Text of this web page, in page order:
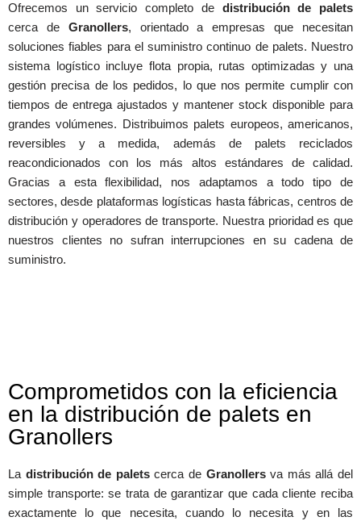
Ofrecemos un servicio completo de distribución de palets
cerca de Granollers, orientado a empresas que necesitan
soluciones fiables para el suministro continuo de palets. Nuestro
sistema logístico incluye flota propia, rutas optimizadas y una
gestión precisa de los pedidos, lo que nos permite cumplir con
tiempos de entrega ajustados y mantener stock disponible para
grandes volúmenes. Distribuimos palets europeos, americanos,
reversibles y a medida, además de palets reciclados
reacondicionados con los más altos estándares de calidad.
Gracias a esta flexibilidad, nos adaptamos a todo tipo de
sectores, desde plataformas logísticas hasta fábricas, centros de
distribución y operadores de transporte. Nuestra prioridad es que
nuestros clientes no sufran interrupciones en su cadena de
suministro.
Comprometidos con la eficiencia
en la distribución de palets en
Granollers
La distribución de paletscerca de Granollersva más allá del
simple transporte: se trata de garantizar que cada cliente reciba
exactamente lo que necesita, cuando lo necesita y en las